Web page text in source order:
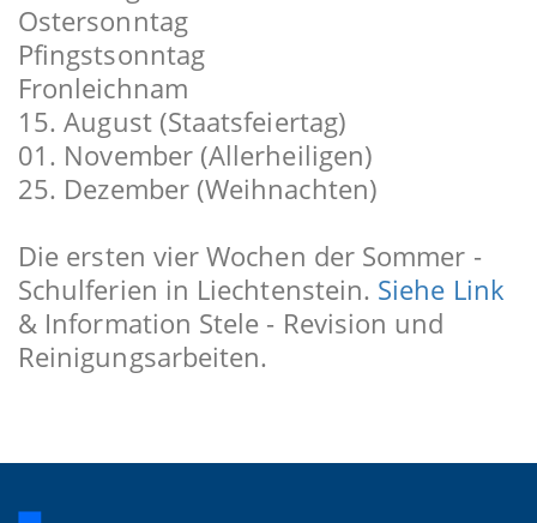
Ostersonntag
Pfingstsonntag
Fronleichnam
15. August (Staatsfeiertag)
01. November (Allerheiligen)
25. Dezember (Weihnachten)
Die ersten vier Wochen der Sommer -
Schulferien in Liechtenstein. Siehe Link
& Information Stele - Revision und
Reinigungsarbeiten.